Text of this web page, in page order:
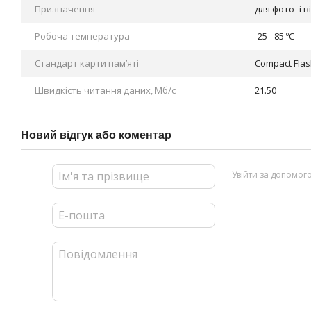
Призначення для фото- і
Робоча температура -25 - 85 ºC
Стандарт карти пам’яті Compact
Швидкість читання даних, Мб/с 21.50
Новий відгук або коментар
Увійти за